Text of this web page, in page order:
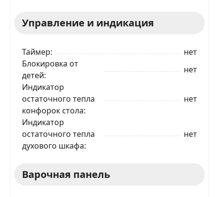
Управление и индикация
Таймер
нет
Блокировка от
детей
нет
Индикатор
остаточного тепла
конфорок стола
нет
Индикатор
остаточного тепла
духового шкафа
нет
Варочная панель